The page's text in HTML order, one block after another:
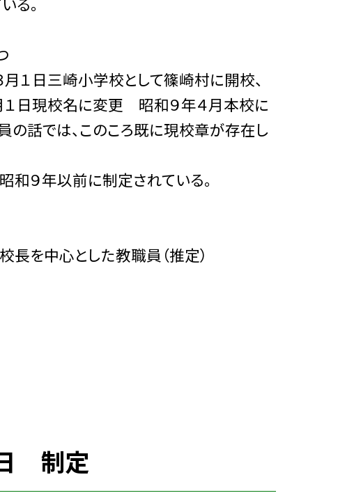
１日三崎小学校として篠崎村に開校、
１日現校名に変更 昭和９年４月本校に
の話では、このころ既に現校章が存在し
和９年以前に制定されている。
を中心とした教職員（推定）
制定